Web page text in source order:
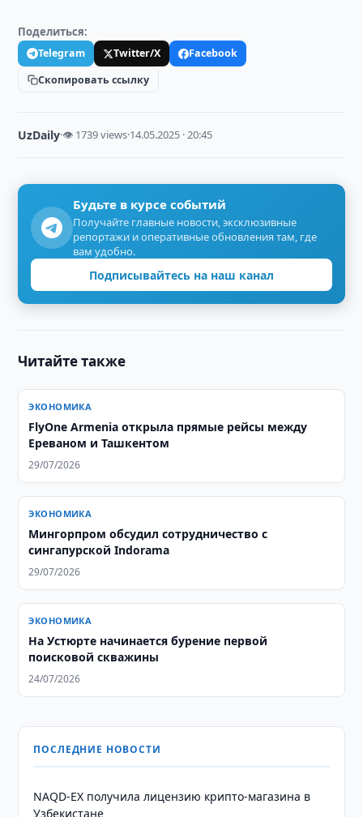
Поделиться:
Telegram Twitter/X
Facebook
Скопировать ссылку
UzDaily·👁 1739 views·14.05.2025 · 20:45
Будьте в курсе событий
Получайте главные новости, эксклюзивные
репортажи и оперативные обновления там, где
вам удобно.
Подписывайтесь на наш канал
Читайте также
ЭКОНОМИКА
FlyOne Armenia открыла прямые рейсы между
Ереваном и Ташкентом
29/07/2026
ЭКОНОМИКА
Мингорпром обсудил сотрудничество с
сингапурской Indorama
29/07/2026
ЭКОНОМИКА
На Устюрте начинается бурение первой
поисковой скважины
24/07/2026
ПОСЛЕДНИЕ НОВОСТИ
NAQD-EX получила лицензию крипто-магазина в
Узбекистане